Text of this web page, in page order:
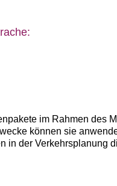
im Rahmen des
können sie
in der Verkehrsplanung